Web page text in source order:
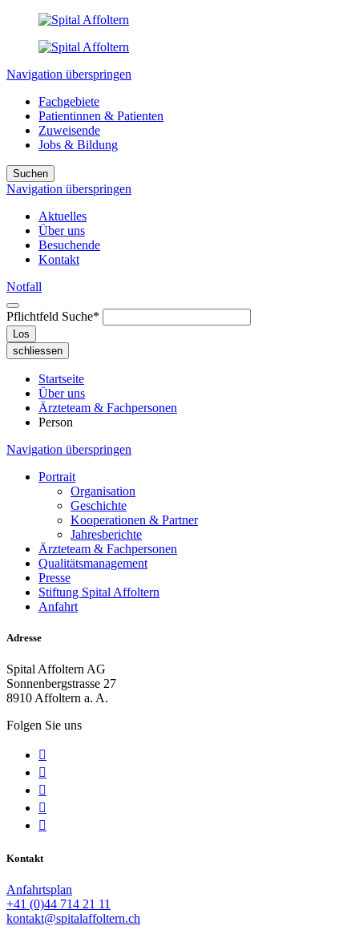
Navigation überspringen
Fachgebiete
Patientinnen & Patienten
Zuweisende
Jobs & Bildung
Suchen
Navigation überspringen
Aktuelles
Über uns
Besuchende
Kontakt
Notfall
Pflichtfeld Suche*
Los
schliessen
Startseite
Über uns
Ärzteteam & Fachpersonen
Person
Navigation überspringen
Portrait
Organisation
Geschichte
Kooperationen & Partner
Jahresberichte
Ärzteteam & Fachpersonen
Qualitätsmanagement
Presse
Stiftung Spital Affoltern
Anfahrt
Adresse
Spital Affoltern AG
Sonnenbergstrasse 27
8910 Affoltern a. A.
Folgen Sie uns





Kontakt
Anfahrtsplan
+41 (0)44 714 21 11
kontakt@spitalaffoltern.ch